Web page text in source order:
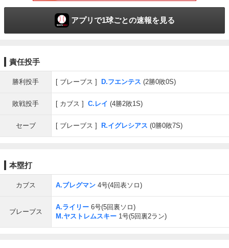
アプリで1球ごとの速報を見る
責任投手
勝利投手 ブレーブス D.フエンテス (2勝0敗0S)
敗戦投手 カブス C.レイ (4勝2敗1S)
セーブ ブレーブス R.イグレシアス (0勝0敗7S)
本塁打
カブス A.ブレグマン 4号(4回表ソロ)
ブレーブス
A.ライリー 6号(5回裏ソロ)
M.ヤストレムスキー 1号(5回裏2ラン)